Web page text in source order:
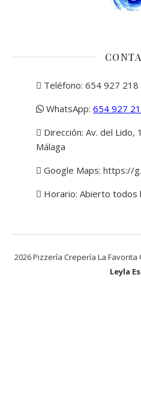
Teléfono: 654 927 218
WhatsApp: 654 927
Dirección: Av. del
Málaga
Google Maps: https://
Horario: Abierto todos
2026 Pizzería Crepería La
Leyla